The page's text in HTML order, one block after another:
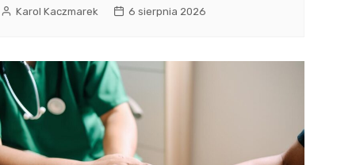
Karol Kaczmarek 6 sierpnia 2026